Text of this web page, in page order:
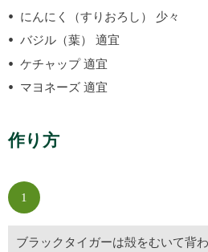
にんにく（すりおろし） 少々
バジル（葉） 適宜
ケチャップ 適宜
マヨネーズ 適宜
作り方
1
ブラックタイガーは殻をむいて背